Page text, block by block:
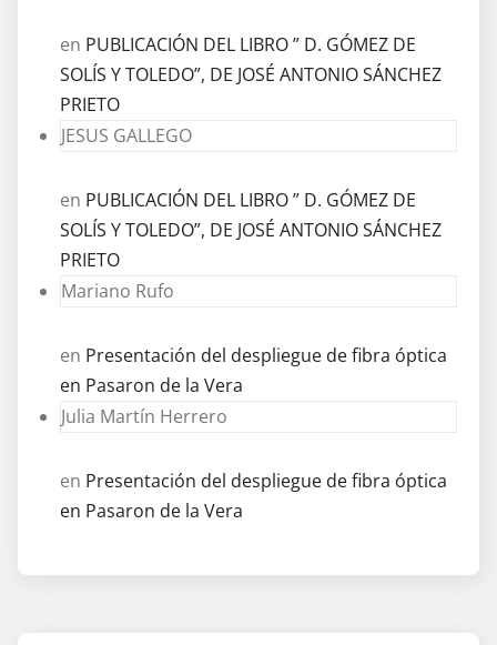
en PUBLICACIÓN DEL LIBRO ” D. GÓMEZ DE
SOLÍS Y TOLEDO”, DE JOSÉ ANTONIO SÁNCHEZ
PRIETO
JESUS GALLEGO
en PUBLICACIÓN DEL LIBRO ” D. GÓMEZ DE
SOLÍS Y TOLEDO”, DE JOSÉ ANTONIO SÁNCHEZ
PRIETO
Mariano Rufo
en Presentación del despliegue de fibra óptica
en Pasaron de la Vera
Julia Martín Herrero
en Presentación del despliegue de fibra óptica
en Pasaron de la Vera